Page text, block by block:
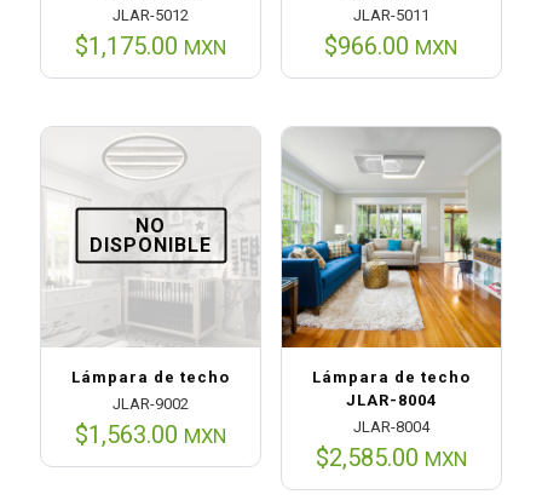
JLAR-5012
$1,175.00 MXN
JLAR-5011
$966.00 MXN
NO
DISPONIBLE
Lámpara de techo
JLAR-9002
$1,563.00 MXN
Lámpara de techo
JLAR-8004
JLAR-8004
$2,585.00 MXN